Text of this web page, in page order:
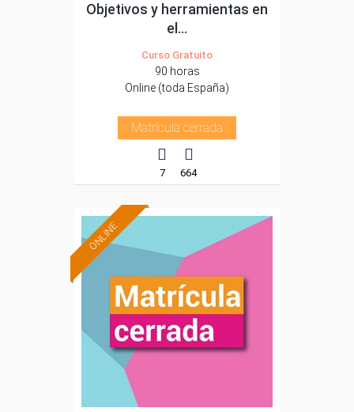
Objetivos y herramientas en
el...
Curso Gratuito
90 horas
Online (toda España)
Matrícula cerrada
7 664
ONLINE